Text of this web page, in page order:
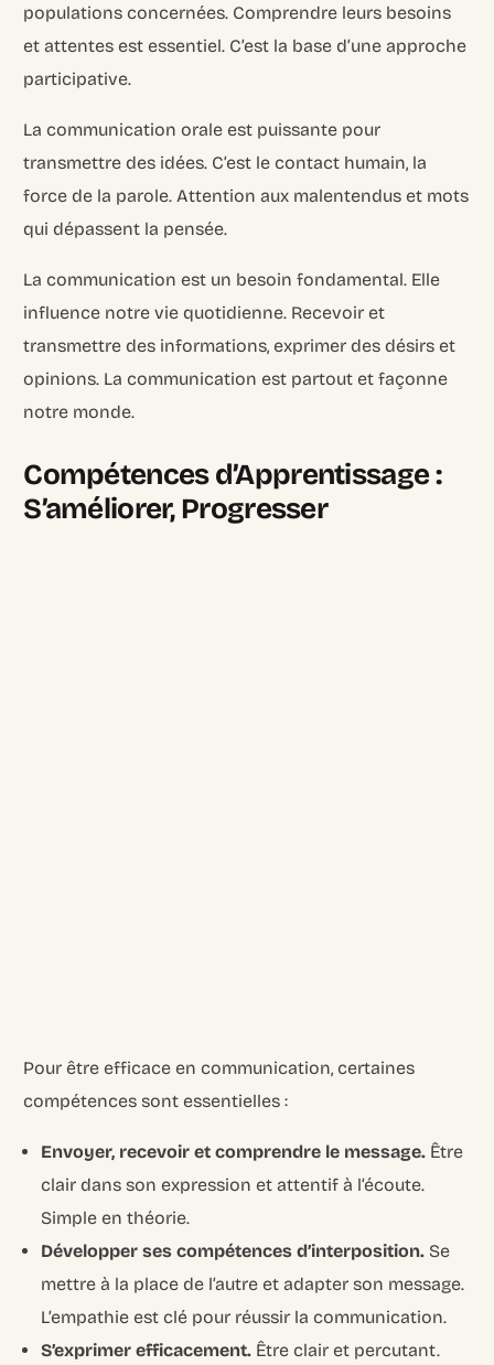
populations concernées. Comprendre leurs besoins
et attentes est essentiel. C’est la base d’une approche
participative.
La communication orale est puissante pour
transmettre des idées. C’est le contact humain, la
force de la parole. Attention aux malentendus et mots
qui dépassent la pensée.
La communication est un besoin fondamental. Elle
influence notre vie quotidienne. Recevoir et
transmettre des informations, exprimer des désirs et
opinions. La communication est partout et façonne
notre monde.
Compétences d’Apprentissage :
S’améliorer, Progresser
Pour être efficace en communication, certaines
compétences sont essentielles :
Envoyer, recevoir et comprendre le message. Être
clair dans son expression et attentif à l’écoute.
Simple en théorie.
Développer ses compétences d’interposition. Se
mettre à la place de l’autre et adapter son message.
L’empathie est clé pour réussir la communication.
S’exprimer efficacement. Être clair et percutant.